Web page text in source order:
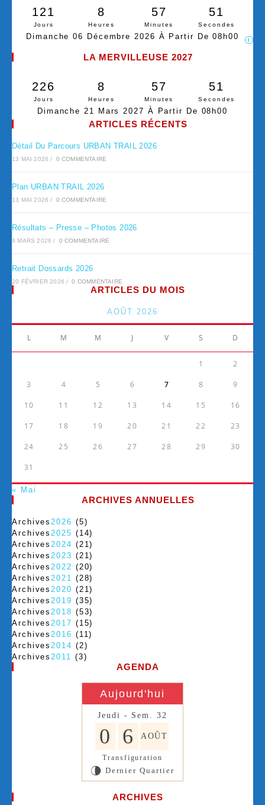
121
Jours
8
Heures
57
Minutes
50
Secondes
Dimanche 06 Décembre 2026 À Partir De 08h00
LA MERVILLEUSE 2027
226
Jours
8
Heures
57
Minutes
50
Secondes
Dimanche 21 Mars 2027 À Partir De 08h00
ARTICLES RÉCENTS
Détail Du Parcours URBAN TRAIL 2026
13 MAI 2026 / 0 COMMENTAIRE
Plan URBAN TRAIL 2026
13 MAI 2026 / 0 COMMENTAIRE
Résultats – Presse – Photos 2026
9 MARS 2026 / 0 COMMENTAIRE
Retrait Dossards 2026
20 FÉVRIER 2026 / 0 COMMENTAIRE
ARTICLES DU MOIS
AOÛT 2026
L M M J V S D
1 2
3 4 5 6 7 8 9
10 11 12 13 14 15 16
17 18 19 20 21 22 23
24 25 26 27 28 29 30
31
« Mai
ARCHIVES ANNUELLES
Archives 2026 (5)
Archives 2025 (14)
Archives 2024 (21)
Archives 2023 (21)
Archives 2022 (20)
Archives 2021
(28)
Archives 2020 (21)
Archives 2019 (35)
Archives 2018 (53)
Archives 2017 (15)
Archives 2016 (11)
Archives 2014 (2)
Archives 2011 (3)
AGENDA
Aujourd'hui
Jeudi - Sem. 32
0 6 AOÛT
Transfiguration
U Dernier Quartier
ARCHIVES